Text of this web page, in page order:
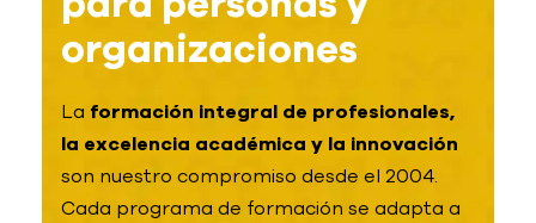
organizaciones
La formación integral de profesionales,
la excelencia académica y la innovación
son nuestro compromiso desde el 2004.
Cada programa de formación se adapta a